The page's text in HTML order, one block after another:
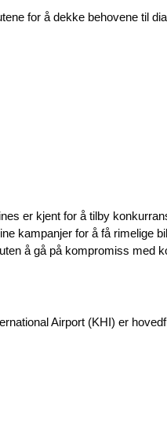
for å dekke behovene til
er kjent for å tilby
kampanjer for å få rimelige
uten å gå på kompromiss med
Airport (KHI) er